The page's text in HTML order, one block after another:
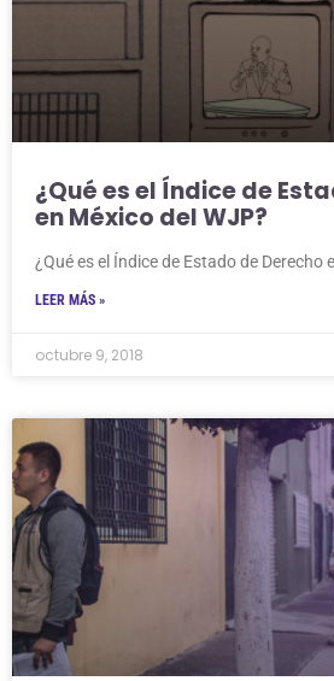
¿Qué es el Índice de
en México del WJP?
¿Qué es el Índice de Estado de Derecho
LEER MÁS »
octubre 9, 2018